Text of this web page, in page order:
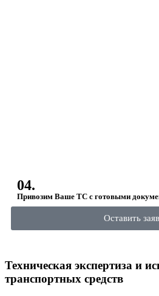
04.
Привозим Ваше ТС с готовыми
Оставить
Техническая экспертиза и
транспортных средств